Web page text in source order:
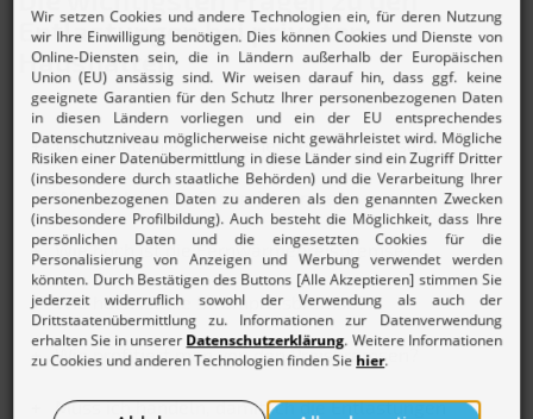
Entlastungen bei privaten
Haushalten
Wie funktionieren die Energiepreisbremsen?
Wie hoch ist die Gaspreisbremse?
Wie hoch ist die Fernwärmepreisbremse?
Wie hoch ist die Strompreisbremse?
Wie profitiert man von den Preisbremsen?
Muss ich handeln, damit ich die Entlastungen